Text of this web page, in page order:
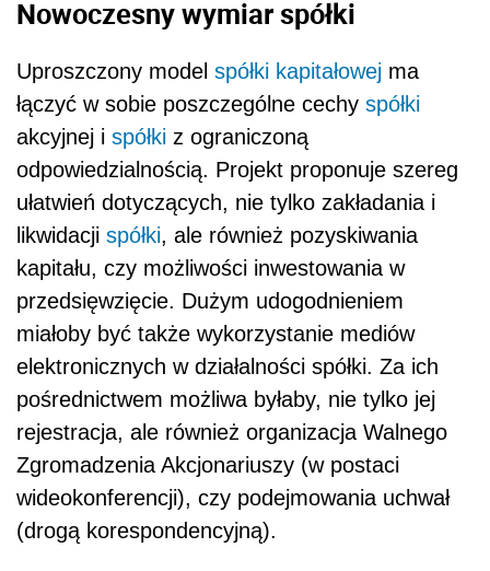
Nowoczesny wymiar spółki
Uproszczony model spółki kapitałowej ma
łączyć w sobie poszczególne cechy spółki
akcyjnej i spółki z ograniczoną
odpowiedzialnością. Projekt proponuje szereg
ułatwień dotyczących, nie tylko zakładania i
likwidacji spółki, ale również pozyskiwania
kapitału, czy możliwości inwestowania w
przedsięwzięcie. Dużym udogodnieniem
miałoby być także wykorzystanie mediów
elektronicznych w działalności spółki. Za ich
pośrednictwem możliwa byłaby, nie tylko jej
rejestracja, ale również organizacja Walnego
Zgromadzenia Akcjonariuszy (w postaci
wideokonferencji), czy podejmowania uchwał
(drogą korespondencyjną).